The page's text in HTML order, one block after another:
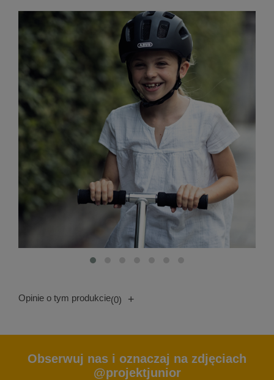
Opinie o tym produkcie(0) +
Obserwuj nas i oznaczaj na zdjęciach
@projektjunior